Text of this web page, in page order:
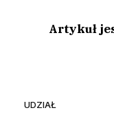
Artykuł
UDZIAŁ